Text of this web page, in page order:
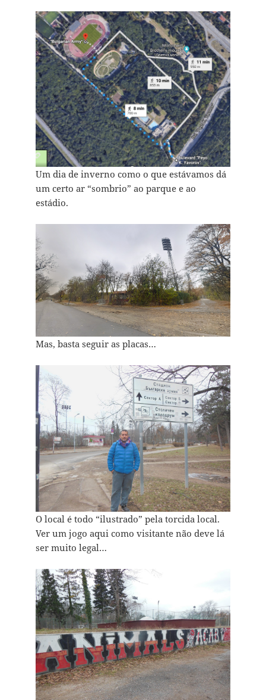
Um dia de inverno como o que estávamos dá
um certo ar “sombrio” ao parque e ao
estádio.
Mas, basta seguir as placas…
O local é todo “ilustrado” pela torcida local.
Ver um jogo aqui como visitante não deve lá
ser muito legal…